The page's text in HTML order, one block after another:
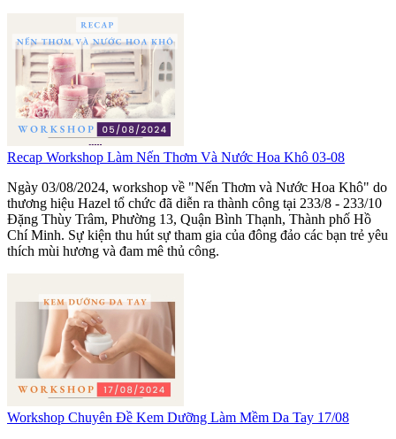
Recap Workshop Làm Nến Thơm Và Nước Hoa Khô 03-08
Ngày 03/08/2024, workshop về "Nến Thơm và Nước Hoa Khô" do
thương hiệu Hazel tổ chức đã diễn ra thành công tại 233/8 - 233/10
Đặng Thùy Trâm, Phường 13, Quận Bình Thạnh, Thành phố Hồ
Chí Minh. Sự kiện thu hút sự tham gia của đông đảo các bạn trẻ yêu
thích mùi hương và đam mê thủ công.
Workshop Chuyên Đề Kem Dưỡng Làm Mềm Da Tay 17/08